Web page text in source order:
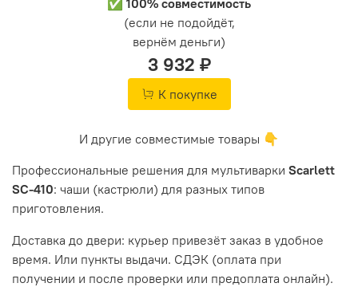
(если не подойдёт,
вернём деньги)
3 932 ₽
К покупке
И другие совместимые товары 👇
Профессиональные решения для мультиварки Scarlett
SC-410: чаши (кастрюли) для разных типов
приготовления.
Доставка до двери: курьер привезёт заказ в удобное
время. Или пункты выдачи. СДЭК (оплата при
получении и после проверки или предоплата онлайн).